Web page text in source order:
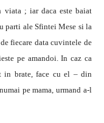
viata ; iar daca este baiat
parti ale Sfintei Mese si la
fiecare data cuvintele de
pe amandoi. In caz ca
in brate, face cu el – din
pe mama, urmand a-l